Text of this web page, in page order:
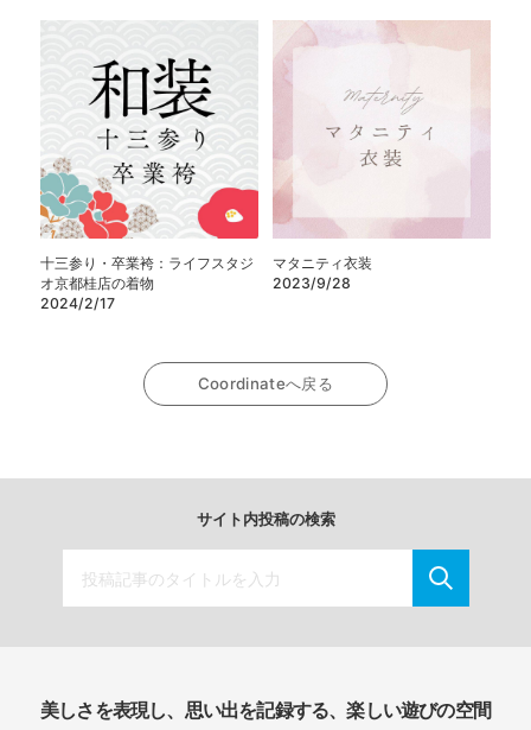
十三参り・卒業袴：ライフスタジ
オ京都桂店の着物
2024/2/17
マタニティ衣装
2023/9/28
Coordinateへ戻る
サイト内投稿の検索
美しさを表現し、思い出を記録する、楽しい遊びの空間